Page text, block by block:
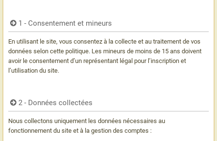
1 - Consentement et mineurs
En utilisant le site, vous consentez à la collecte et au traitement de vos
données selon cette politique. Les mineurs de moins de 15 ans doivent
avoir le consentement d’un représentant légal pour l’inscription et
l’utilisation du site.
2 - Données collectées
Nous collectons uniquement les données nécessaires au
fonctionnement du site et à la gestion des comptes :